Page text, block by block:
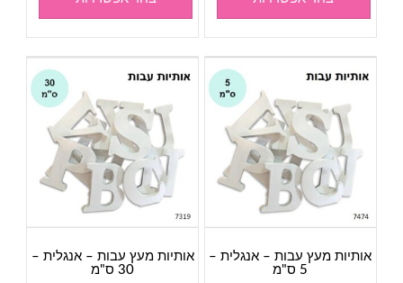
אותיות מעץ עבות – אנגלית –
5 ס"מ
אותיות מעץ עבות – אנגלית –
30 ס"מ